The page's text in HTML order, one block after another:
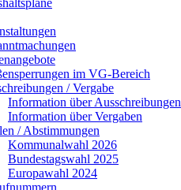
im VG-Bereich
/ Vergabe
Information über Ausschreibungen
Information über Vergaben
/ Abstimmungen
Kommunalwahl 2026
Bundestagswahl 2025
Europawahl 2024